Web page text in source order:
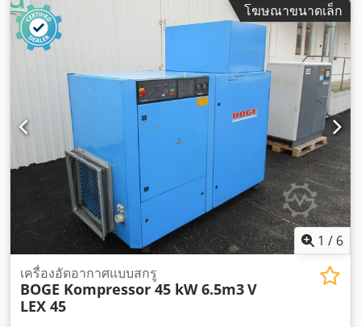
โฆษณาขนาดเล็ก
1 / 6
เครื่องอัดอากาศแบบสกรู
BOGE Kompressor 45 kW 6.5m3V
LEX 45